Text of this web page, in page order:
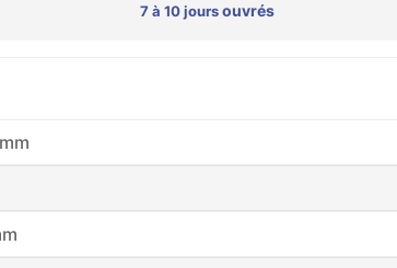
7 à 10 joursouvrés